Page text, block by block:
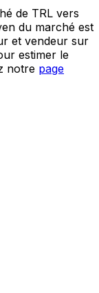
de TRL vers
du marché est
et vendeur sur
estimer le
notre page